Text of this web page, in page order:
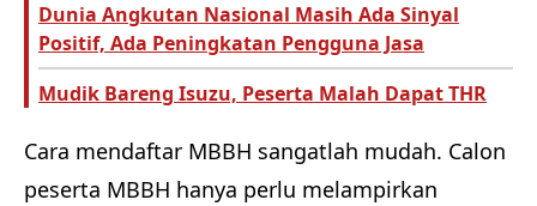
Dunia Angkutan Nasional Masih Ada Sinyal
Positif, Ada Peningkatan Pengguna Jasa
Mudik Bareng Isuzu, Peserta Malah Dapat THR
Cara mendaftar MBBH sangatlah mudah. Calon
peserta MBBH hanya perlu melampirkan